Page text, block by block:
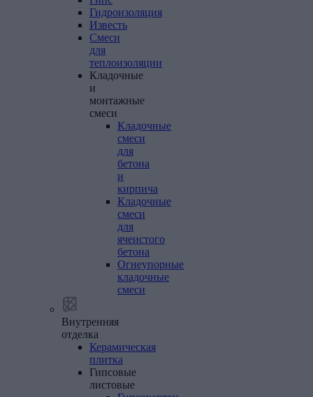
Гидроизоляция
Известь
Смеси
для
теплоизоляции
Кладочные
и
монтажные
смеси
Кладочные
смеси
для
бетона
и
кирпича
Кладочные
смеси
для
ячеистого
бетона
Огнеупорные
кладочные
смеси
Внутренняя
отделка
Керамическая
плитка
Гипсовые
листовые